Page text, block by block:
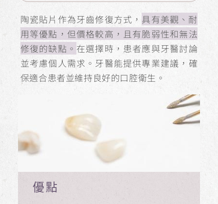
陶瓷貼片作為牙齒修復方式， 具有美觀、耐
用等優點，但價格較高，且有脆弱性和無法
修復的缺點。 在選擇時，患者應與牙醫討論
並考慮個人需求。牙醫能提供專業建議，確
保適合患者並維持良好的口腔衛生。
優點